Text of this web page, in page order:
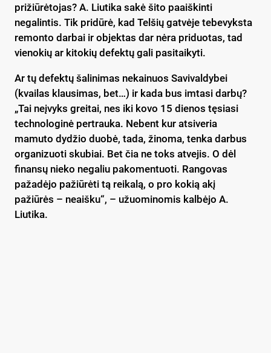
prižiūrėtojas? A. Liutika sakė šito paaiškinti
negalintis. Tik pridūrė, kad Telšių gatvėje tebevyksta
remonto darbai ir objektas dar nėra priduotas, tad
vienokių ar kitokių defektų gali pasitaikyti.
Ar tų defektų šalinimas nekainuos Savivaldybei
(kvailas klausimas, bet…) ir kada bus imtasi darbų?
„Tai neįvyks greitai, nes iki kovo 15 dienos tęsiasi
technologinė pertrauka. Nebent kur atsiveria
mamuto dydžio duobė, tada, žinoma, tenka darbus
organizuoti skubiai. Bet čia ne toks atvejis. O dėl
finansų nieko negaliu pakomentuoti. Rangovas
pažadėjo pažiūrėti tą reikalą, o pro kokią akį
pažiūrės – neaišku“, – užuominomis kalbėjo A.
Liutika.